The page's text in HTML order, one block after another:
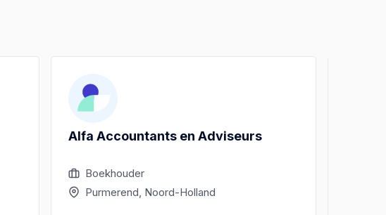
Alfa Accountants en Adviseurs
Boekhouder
Purmerend, Noord-Holland